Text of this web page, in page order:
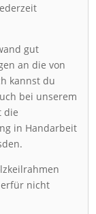
gut
an die von
kannst du
bei unserem
die
in Handarbeit
nicht